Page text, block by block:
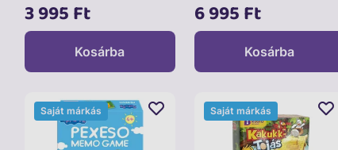
3 995 Ft
Kosárba
6 995 Ft
Kosárba
Saját márkás Saját márkás